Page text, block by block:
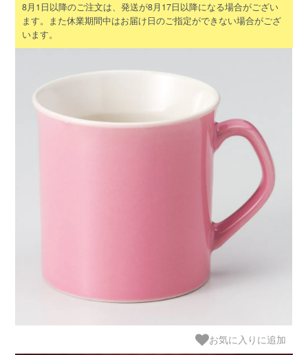
8月1日以降のご注文は、発送が8月17日以降になる場合がござい
ます。また休業期間中はお届け日のご指定ができない場合がござ
います。
お気に入りに追加